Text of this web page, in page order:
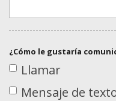
¿Cómo le gustaría
Llamar
Mensaje de